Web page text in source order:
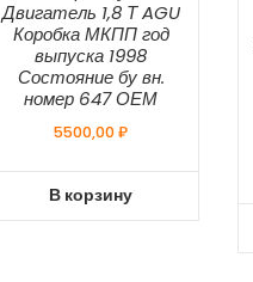
Двигатель 1,8 Т AGU
Коробка МКПП год
выпуска 1998
Состояние бу вн.
номер 647 ОЕМ
5500,00₽
В корзину